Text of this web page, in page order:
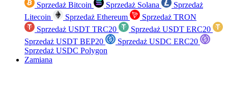
Sprzedaż Bitcoin Sprzedaż Solana
Sprzedaż
Litecoin
Sprzedaż Ethereum
Sprzedaż TRON
Sprzedaż USDT TRC20
Sprzedaż USDT ERC20
Sprzedaż USDT BEP20
Sprzedaż USDC ERC20
Sprzedaż USDC Polygon
Zamiana